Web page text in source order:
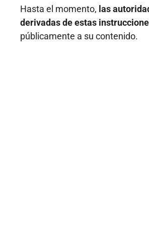
Hasta el momento, las
derivadas de estas
públicamente a su contenido.